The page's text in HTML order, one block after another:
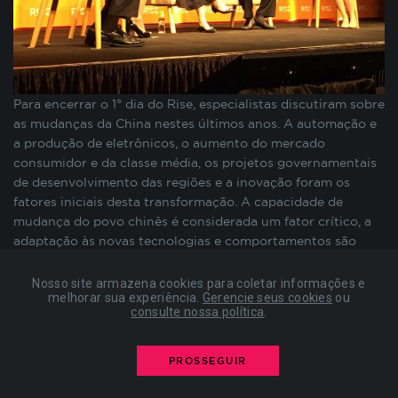
Nosso site armazena cookies para coletar informações e
melhorar sua experiência. Gerencie seus cookies ou
consulte nossa política
PROSSEGUIR
Para encerrar o 1° dia do Rise, especialistas discutiram sobre
as mudanças da China nestes últimos anos. A automação e
a produção de eletrônicos, o aumento do mercado
consumidor e da classe média, os projetos governamentais
de desenvolvimento das regiões e a inovação foram os
fatores iniciais desta transformação. A capacidade de
mudança do povo chinês é considerada um fator crítico, a
adaptação às novas tecnologias e comportamentos são
Silício em busca de investimentos. A China é um país de alta
liquidez e não há falta de capital para empresas de
tecnologia. No último natal, 46 bilhões de transações
WhatsApp) em 5 dias.A Engenharia teve uma grande
evolução e uma importante mudança ocorreu: o Made in
preenchimento de formulários, contagem de
visitas para a medição de performance de
páginas, entre outros. Todos armazenados sem a
possibilidade de identificação pessoal. Ao
configurar seu navegador para bloquear esses
cookies, algumas partes do site podem não
funcionar.
COOKIES DE PUBLICIDADE
Estes cookies são estabelecidos por nossos
compor um perfil sobre seus interesses e, a partir
disso, mostrar anúncios relevantes para você em
outros sites. As informações armazenadas são